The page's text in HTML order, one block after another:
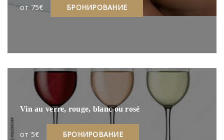
oт 75€ БРОНИРОВАНИЕ
Vin au verre, rouge, blanc ou rosé
oт 5€ БРОНИРОВАНИЕ